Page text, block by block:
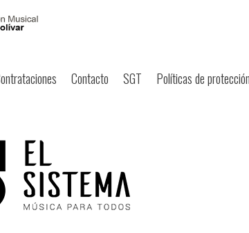
Contacto SGT Políticas de